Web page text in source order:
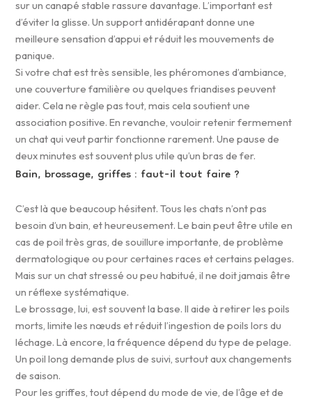
sur un canapé stable rassure davantage. L’important est
d’éviter la glisse. Un support antidérapant donne une
meilleure sensation d’appui et réduit les mouvements de
panique.
Si votre chat est très sensible, les phéromones d’ambiance,
une couverture familière ou quelques friandises peuvent
aider. Cela ne règle pas tout, mais cela soutient une
association positive. En revanche, vouloir retenir fermement
un chat qui veut partir fonctionne rarement. Une pause de
deux minutes est souvent plus utile qu’un bras de fer.
Bain, brossage, griffes : faut-il tout faire ?
C’est là que beaucoup hésitent. Tous les chats n’ont pas
besoin d’un bain, et heureusement. Le bain peut être utile en
cas de poil très gras, de souillure importante, de problème
dermatologique ou pour certaines races et certains pelages.
Mais sur un chat stressé ou peu habitué, il ne doit jamais être
un réflexe systématique.
Le brossage, lui, est souvent la base. Il aide à retirer les poils
morts, limite les nœuds et réduit l’ingestion de poils lors du
léchage. Là encore, la fréquence dépend du type de pelage.
Un poil long demande plus de suivi, surtout aux changements
de saison.
Pour les griffes, tout dépend du mode de vie, de l’âge et de